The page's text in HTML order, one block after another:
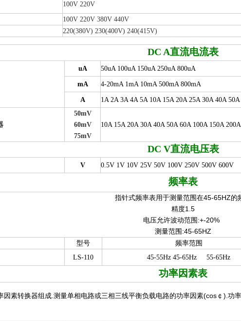
100V 220V
100V 220V 380V 440V
220(380V) 230(400V) 240(415V)
DC A直流电流表
uA 50uA 100uA 150uA 250uA 800uA
mA 4-20mA 1mA 10mA 500mA 800mA
A 1A 2A 3A 4A 5A 10A 15A 20A 25A 30A 40A 50A
50mV
60mV
75mV
10A 15A 20A 30A 40A 50A 60A 100A 150A
DC V直流电压表
V 0.5V 1V 10V 25V 50V 100V 250V 500V 600V
频率表
指针式频率表用于测量范围在45-65HZ的
精度1.5
电压允许波动范围:+-20%
测量范围:45-65HZ
型号 频率范围
LS-110 45-55Hz 45-65Hz 55-65Hz
功率因素表
因素转换器组成.测量单相电路或三相三线平衡负载电路的功率因素(cos￠).